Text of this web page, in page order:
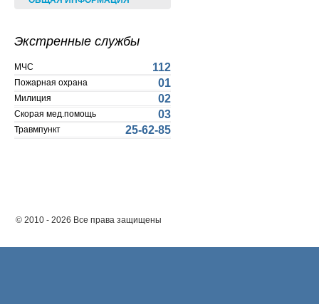
Экстренные службы
МЧС 112
Пожарная охрана 01
Милиция 02
Скорая мед.помощь 03
Травмпункт 25-62-85
© 2010 - 2026 Все права защищены